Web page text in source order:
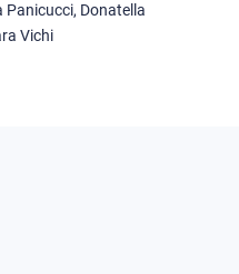
Donatella
Vichi